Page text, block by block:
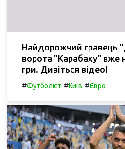
Найдорожчий гравець
ворота "Карабаху" вже
гри. Дивіться відео!
#Футболіст #Київ #Євро